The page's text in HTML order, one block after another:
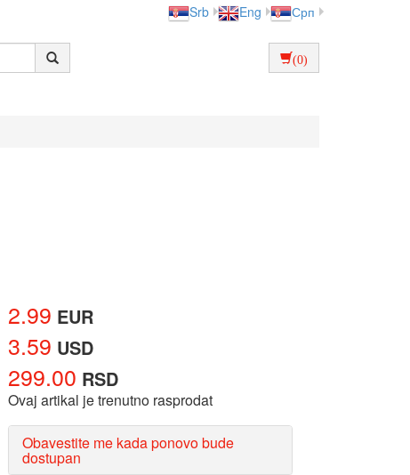
Srb Eng Срп
(0)
2.99 EUR
3.59 USD
299.00 RSD
Ovaj artikal je trenutno rasprodat
Obavestite me kada ponovo bude
dostupan